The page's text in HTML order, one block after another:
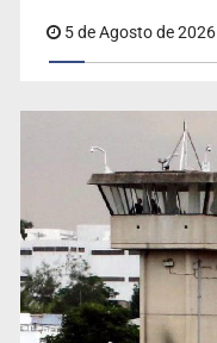
5 de Agosto de 2026